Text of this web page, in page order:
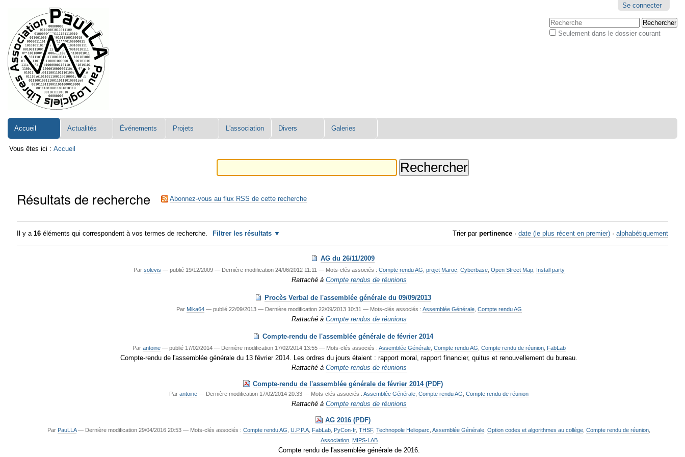
contenu.
Aller
à
la
navigation
personnels
Se connecter
Chercher par
Seulement dans le dossier courant
Accueil Actualités Événements Projets L'association Divers Galeries
Vous êtes ici : Accueil
Résultats de recherche Abonnez-vous au flux RSS de cette recherche
Il y a16 éléments qui correspondent à vos termes de recherche. Filtrer les résultats Trier par pertinence · date (le plus récent en premier) · alphabétiquement
AG du 26/11/2009
Par solevis — publié19/12/2009 — Dernière modification24/06/2012 11:11 — Mots-clés associés : Compte rendu AG projet Maroc Cyberbase, Open Street Map, Install party
Rattaché à Compte rendus de réunions
Procès Verbal de l'assemblée générale du 09/09/2013
Par Mika64 — publié22/09/2013 — Dernière modification22/09/2013 10:31 — Mots-clés associés : Assemblée Générale, Compte rendu AG
Rattaché à Compte rendus de réunions
Compte-rendu de l'assemblée générale de février 2014
Par antoine — publié17/02/2014 — Dernière modification17/02/2014 13:55 — Mots-clés associés : Assemblée Générale, Compte rendu AG Compte rendu de réunion, FabLab
Compte-rendu de l'assemblée générale du 13 février 2014. Les ordres du jours étaient : rapport moral, rapport financier, quitus et renouvellement du bureau.
Rattaché à Compte rendus de réunions
Compte-rendu de l'assemblée générale de février 2014 (PDF)
Parantoine — Dernière modification 17/02/2014 20:33— Mots-clés associés :Assemblée Générale ,Compte rendu AG ,Compte rendu de réunion
Rattaché à Compte rendus de réunions
AG 2016 (PDF)
Par PauLLA — Dernière modification 29/04/2016 20:53— Mots-clés associés :Compte rendu AG ,U.P.P.A FabLab PyCon-fr,THSF,Technopole Helioparc ,Assemblée Générale ,Option codes et algorithmes au collège ,Compte rendu de réunion
Association, MIPS-LAB
Compte rendu de l'assemblée générale de 2016.